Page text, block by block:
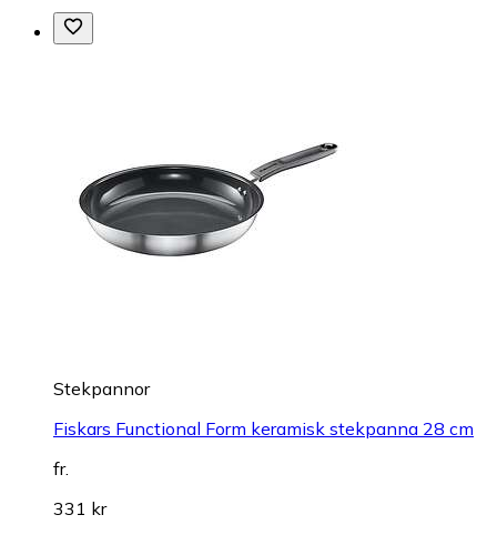
Stekpannor
Fiskars Functional Form keramisk stekpanna 28 cm
fr.
331 kr